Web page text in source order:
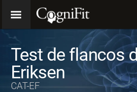
Test de flancos
Eriksen
CAT-EF